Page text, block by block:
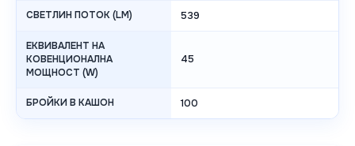
СВЕТЛИН ПОТОК (LM) 539
ЕКВИВАЛЕНТ НА
КОВЕНЦИОНАЛНА
МОЩНОСТ (W)
45
БРОЙКИ В КАШОН 100